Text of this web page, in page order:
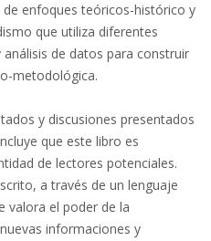
enfoques teóricos-histórico y
que utiliza diferentes
de datos para construir
metodológica.
y discusiones presentados
que este libro es
de lectores potenciales.
a través de un lenguaje
valora el poder de la
informaciones y